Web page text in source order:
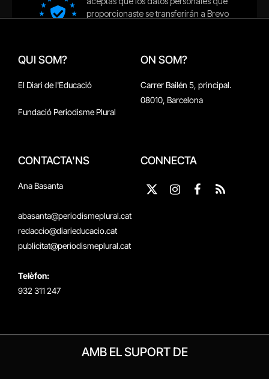
QUI SOM?
El Diari de l'Educació
Fundació Periodisme Plural
ON SOM?
Carrer Bailén 5, principal.
08010, Barcelona
CONTACTA'NS
Ana Basanta
abasanta@periodismeplural.cat
redaccio@diarieducacio.cat
publicitat@periodismeplural.cat
Telèfon:
932 311 247
CONNECTA
X
InstagramFacebook
RSS
AMB EL SUPORT DE